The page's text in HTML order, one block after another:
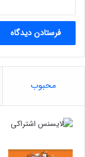
محبوب